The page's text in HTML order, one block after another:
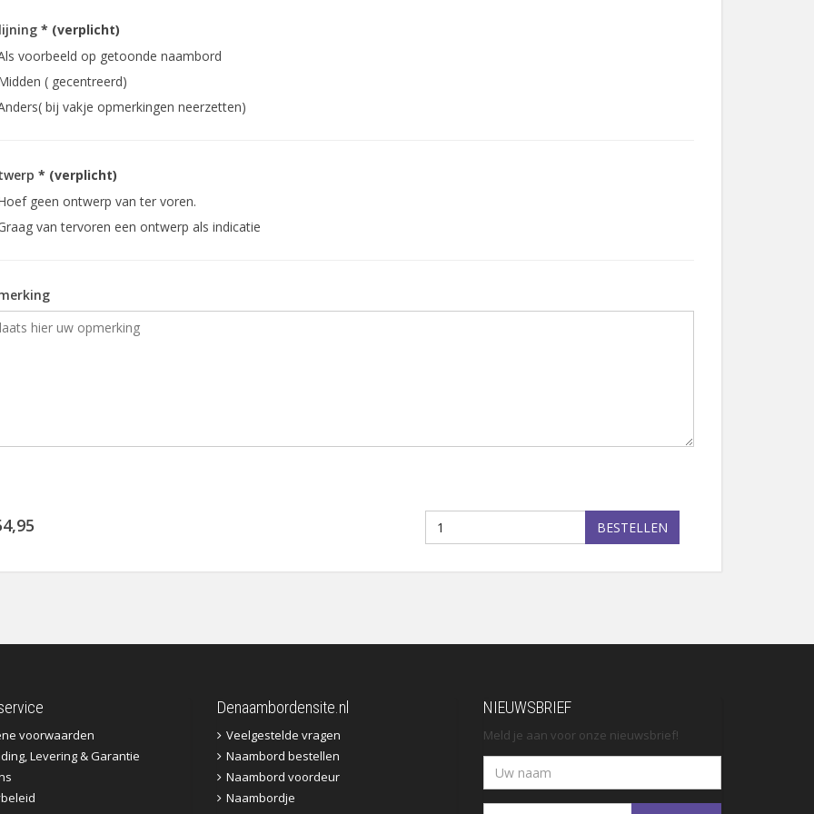
* (verplicht)
voorbeeld op getoonde naambord
( gecentreerd)
bij vakje opmerkingen neerzetten)
* (verplicht)
geen ontwerp van ter voren.
van tervoren een ontwerp als indicatie
BESTELLEN
voorwaarden
Levering & Garantie
Denaambordensite.nl
Veelgestelde vragen
Naambord bestellen
Naambord voordeur
Naambordje
NIEUWSBRIEF
Meld je aan voor onze nieuwsbrief!